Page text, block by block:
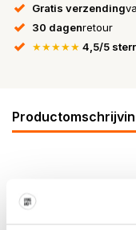
Gratis verzending
30 dagenretour
★★★★★ 4,5/5
stuks. Elke kom is